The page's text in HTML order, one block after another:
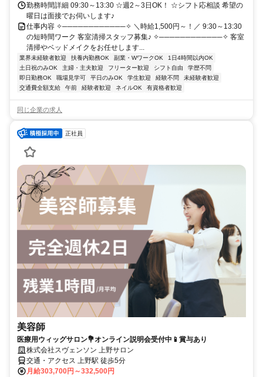
勤務時間詳細 09:30～13:30 ☆週2～3日OK！ ☆シフト応相談 希望の
曜日は面接でお伺いします♪
仕事内容 ✧────────────✧ ＼時給1,500円～！／ 9:30～13:30
の短時間ワーク 客室清掃スタッフ募集♪ ✧────────────✧ 客室
清掃やベッドメイクをお任せします...
業界未経験者歓迎 扶養内勤務OK 副業・WワークOK
1日4時間以内OK
土日祝のみOK
主婦・主夫歓迎 フリーター歓迎 シフト自由
学歴不問
即日勤務OK
職場見学可 平日のみOK 学生歓迎 経験不問
未経験者歓迎
交通費全額支給
午前 経験者歓迎 ネイルOK 有資格者歓迎
同じ企業の求人
正社員
美容師
医療用ウィッグサロン💐オンライン説明会受付中📱賞与あり
株式会社スヴェンソン 上野サロン
交通・アクセス 上野駅 徒歩5分
月給303,700円～332,500円